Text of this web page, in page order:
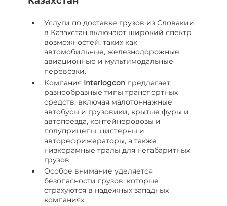
Услуги по доставке грузов из Словакии
в Казахстан включают широкий спектр
возможностей, таких как
автомобильные, железнодорожные,
авиационные и мультимодальные
перевозки.
Компания Interlogcon предлагает
разнообразные типы транспортных
средств, включая малотоннажные
автобусы и грузовики, крытые фуры и
автопоезда, контейнеровозы и
полуприцепы, цистерны и
авторефрижераторы, а также
низкорамные тралы для негабаритных
грузов.
Особое внимание уделяется
безопасности грузов, которые
страхуются в надежных западных
компаниях.